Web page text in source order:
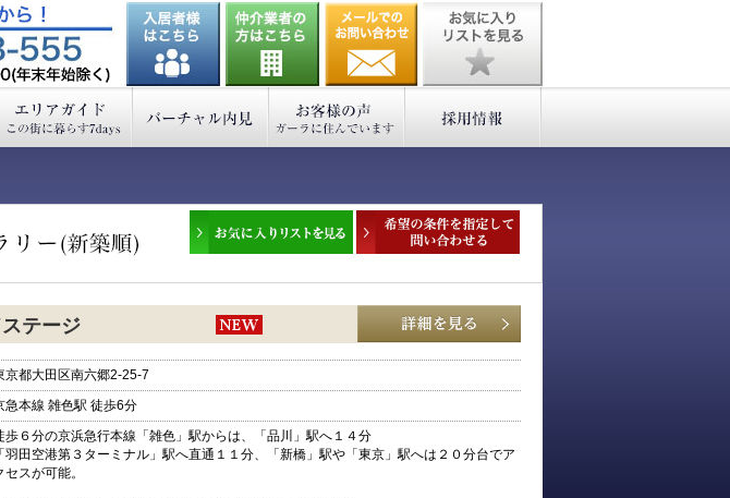
テージ
京都大田区南六郷2-25-7
急本線 雑色駅 徒歩6分
歩６分の京浜急行本線「雑色」駅からは、「品川」駅へ１４分
「羽田空港第３ターミナル」駅へ直通１１分、「新橋」駅や「東京」駅へは２０分台でア
セスが可能。